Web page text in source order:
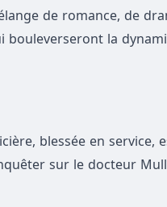
de romance, de
bouleverseront la
blessée en service,
sur le docteur